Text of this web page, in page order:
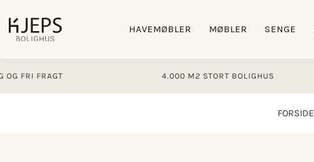
indhold
HAVEMØBLER MØBLER SENGE
FRAGT 4.000 M2 STORT BOLIGHUS
FORSIDE